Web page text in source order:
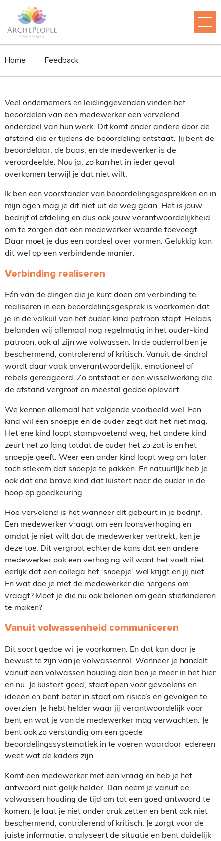
Home Feedback
Veel ondernemers en leidinggevenden vinden het
beoordelen van een medewerker een vervelend
onderdeel van hun werk. Dit komt onder andere door de
afstand die er tijdens de beoordeling ontstaat. Jij bent de
beoordelaar, de baas, en de medewerker is de
veroordeelde. Nou ja, zo kan het in ieder geval
overkomen terwijl je dat niet wilt.
Ik ben een voorstander van beoordelingsgesprekken en in
mijn ogen mag je dit niet uit de weg gaan. Het is jouw
bedrijf of afdeling en dus ook jouw verantwoordelijkheid
om te zorgen dat een medewerker waarde toevoegt.
Daar moet je dus een oordeel over vormen. Gelukkig kan
dit wel op een verbindende manier.
Verbinding realiseren
Eén van de dingen die je kunt doen om verbinding te
realiseren in een beoordelingsgesprek is voorkomen dat
je in de valkuil van het ouder-kind patroon stapt. Helaas
belanden wij allemaal nog regelmatig in het ouder-kind
patroon, ook al zijn we volwassen. In de ouderrol ben je
beschermend, controlerend of kritisch. Vanuit de kindrol
wordt daar vaak onverantwoordelijk, emotioneel of
rebels gereageerd. Zo ontstaat er een wisselwerking die
de afstand vergroot en meestal gedoe oplevert.
We kennen allemaal het volgende voorbeeld wel. Een
kind wil een snoepje en de ouder zegt dat het niet mag.
Het ene kind loopt stampvoetend weg, het andere kind
zeurt net zo lang totdat de ouder het zo zat is en het
snoepje geeft. Weer een ander kind loopt weg om later
toch stiekem dat snoepje te pakken. En natuurlijk heb je
ook dat ene brave kind dat luistert naar de ouder in de
hoop op goedkeuring.
Hoe vervelend is het wanneer dit gebeurt in je bedrijf.
Een medewerker vraagt om een loonsverhoging en
omdat je niet wilt dat de medewerker vertrekt, ken je
deze toe. Dit vergroot echter de kans dat een andere
medewerker ook een verhoging wil want het voelt niet
eerlijk dat een collega het ‘snoepje’ wel krijgt en jij niet.
En wat doe je met de medewerker die nergens om
vraagt? Moet je die nu ook belonen om geen stiefkinderen
te maken?
Vanuit volwassenheid communiceren
Dit soort gedoe wil je voorkomen. En dat kan door je
bewust te zijn van je volwassenrol. Wanneer je handelt
vanuit een volwassen houding dan ben je meer in het hier
en nu. Je luistert goed, staat open voor gevoelens en
ideeën en bent beter in staat om risico’s en gevolgen te
overzien. Je hebt helder waar jij verantwoordelijk voor
bent en wat je van de medewerker mag verwachten. Je
bent ook zo verstandig om een goede
beoordelingssystematiek in te voeren waardoor iedereen
weet wat de kaders zijn.
Komt een medewerker met een vraag en heb je het
antwoord niet gelijk helder. Dan neem je vanuit de
volwassen houding de tijd om tot een goed antwoord te
komen. Je laat je niet onder druk zetten en bent ook niet
beschermend, controlerend of kritisch. Je zorgt voor de
juiste informatie, analyseert de situatie en bent duidelijk